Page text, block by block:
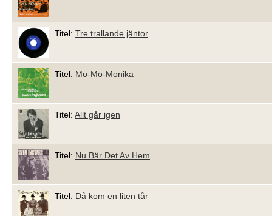
Titel: Tre trallande jäntor
Titel: Mo-Mo-Monika
Titel: Allt går igen
Titel: Nu Bär Det Av Hem
Titel: Då kom en liten tår